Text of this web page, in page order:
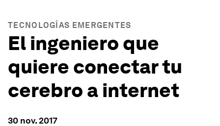
TECNOLOGÍAS EMERGENTES
El ingeniero que
quiere conectar tu
cerebro a internet
30 nov. 2017